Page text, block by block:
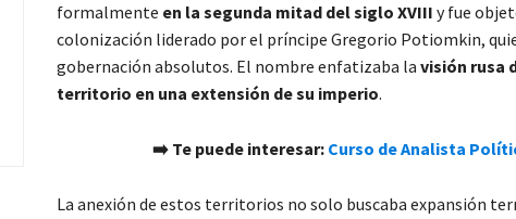
formalmente en la segunda mitad del siglo XVIII y fue
colonización liderado por el príncipe Gregorio Potiomkin,
gobernación absolutos. El nombre enfatizaba la visión rusa
territorio en una extensión de su imperio​.
➡️ Te puede interesar: Curso de Analista
La anexión de estos territorios no solo buscaba expansión